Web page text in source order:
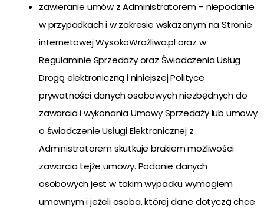
zawieranie umów z Administratorem – niepodanie
w przypadkach i w zakresie wskazanym na Stronie
internetowej WysokoWrażliwa.pl oraz w
Regulaminie Sprzedaży oraz Świadczenia Usług
Drogą elektroniczną i niniejszej Polityce
prywatności danych osobowych niezbędnych do
zawarcia i wykonania Umowy Sprzedaży lub umowy
o świadczenie Usługi Elektronicznej z
Administratorem skutkuje brakiem możliwości
zawarcia tejże umowy. Podanie danych
osobowych jest w takim wypadku wymogiem
umownym i jeżeli osoba, której dane dotyczą chce